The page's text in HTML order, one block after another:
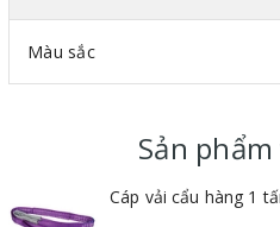
Mã màu theo tiêu chuẩn DIN-EN
Bản rộng : Mỗi 25mm ứng với tải
Màu sắc
Sản
Cáp vải cẩu hàng 1